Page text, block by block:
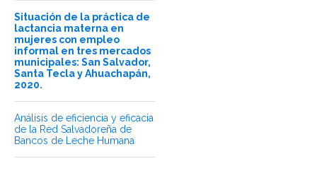
Situación de la práctica de
lactancia materna en
mujeres con empleo
informal en tres mercados
municipales: San Salvador,
Santa Tecla y Ahuachapán,
2020.
Análisis de eficiencia y eficacia
de la Red Salvadoreña de
Bancos de Leche Humana